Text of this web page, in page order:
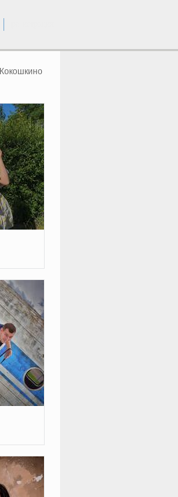
Кокошкино